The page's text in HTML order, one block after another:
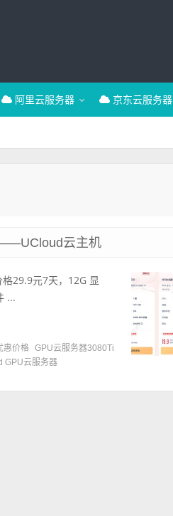
阿里云服务器 京东云服务器
云主机
29.9元7天，12G 显
...
惠价格 GPU云服务器3080Ti
GPU云服务器